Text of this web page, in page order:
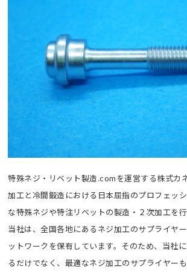
特殊ネジ・リベット製造.comを運営する株式カ
加工と冷間鍛造における日本屈指のプロフェッ
な特殊ネジや特注リベットの製造・２次加工を
当社は、全国各地にあるネジ加工のサプライヤ
ットワークを保有しています。そのため、当社
るだけでなく、最適なネジ加工のサプライヤー